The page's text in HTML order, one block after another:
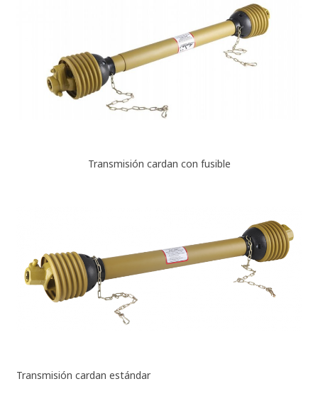
Transmisión cardan con fusible
Transmisión cardan estándar